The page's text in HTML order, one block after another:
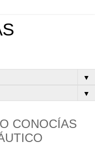
▼
▼
CONOCÍAS